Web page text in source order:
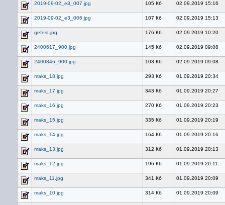
2019-09-02_e3_007.jpg
105 Кб 02.09.2019 15:16
2019-09-02_e3_006.jpg 107 Кб 02.09.2019 15:13
gefest.jpg 176 Кб 02.09.2019 10:20
2400617_900.jpg 145 Кб 02.09.2019 09:08
2400846_900.jpg 103 Кб 02.09.2019 09:08
maks_18.jpg 293 Кб 01.09.2019 20:34
maks_17.jpg 343 Кб 01.09.2019 20:27
maks_16.jpg 270 Кб 01.09.2019 20:23
maks_15.jpg 335 Кб 01.09.2019 20:19
maks_14.jpg 164 Кб 01.09.2019 20:16
maks_13.jpg 312 Кб 01.09.2019 20:13
maks_12.jpg 196 Кб 01.09.2019 20:11
maks_11.jpg 341 Кб 01.09.2019 20:09
maks_10.jpg 314 Кб 01.09.2019 20:09